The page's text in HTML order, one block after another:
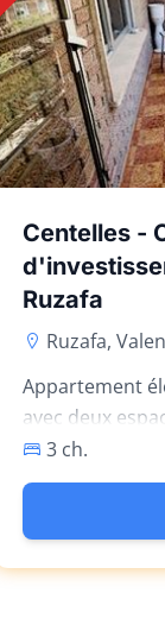
Centelles -
Ruzafa
Ruzafa,
Appartement
avec deux
et des espaces
3 ch.